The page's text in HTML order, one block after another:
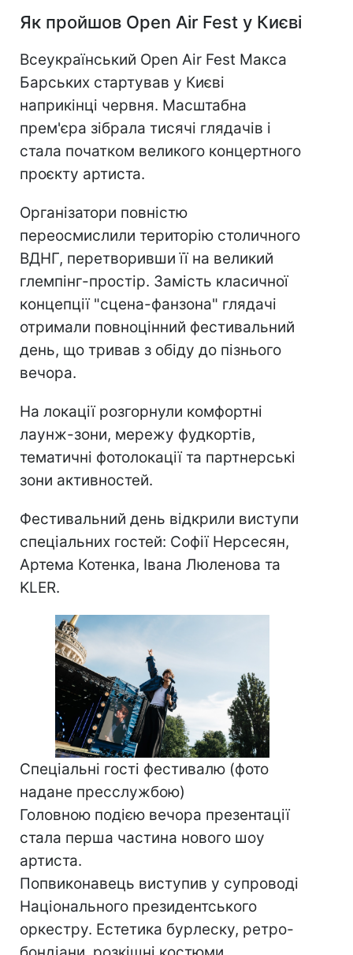
Як пройшов Open Air Fest у Києві
Всеукраїнський Open Air Fest Макса
Барських стартував у Києві
наприкінці червня. Масштабна
прем'єра зібрала тисячі глядачів і
стала початком великого концертного
проєкту артиста.
Організатори повністю
переосмислили територію столичного
ВДНГ, перетворивши її на великий
глемпінг-простір. Замість класичної
концепції "сцена-фанзона" глядачі
отримали повноцінний фестивальний
день, що тривав з обіду до пізнього
вечора.
На локації розгорнули комфортні
лаунж-зони, мережу фудкортів,
тематичні фотолокації та партнерські
зони активностей.
Фестивальний день відкрили виступи
спеціальних гостей: Софії Нерсесян,
Артема Котенка, Івана Люленова та
KLER.
Спеціальні гості фестивалю (фото
надане пресслужбою)
Головною подією вечора презентації
стала перша частина нового шоу
артиста.
Попвиконавець виступив у супроводі
Національного президентського
оркестру. Естетика бурлеску, ретро-